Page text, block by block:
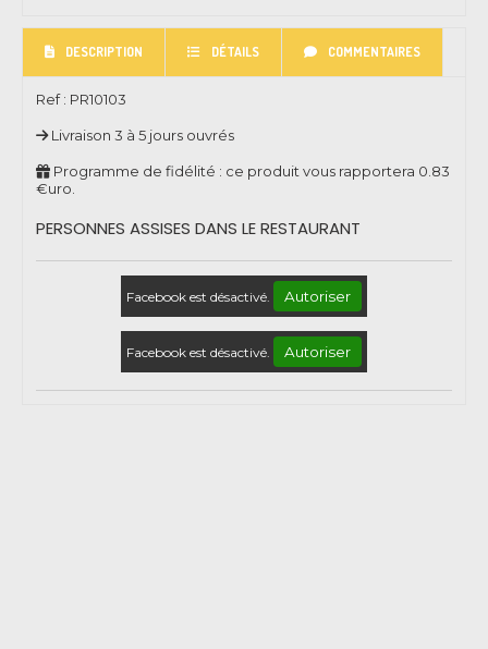
DESCRIPTION DÉTAILS COMMENTAIRES
Ref : PR10103
Livraison 3 à 5 jours ouvrés
Programme de fidélité : ce produit vous rapportera 0.83
€uro.
PERSONNES ASSISES DANS LE RESTAURANT
Facebook est désactivé. Autoriser
Facebook est désactivé. Autoriser